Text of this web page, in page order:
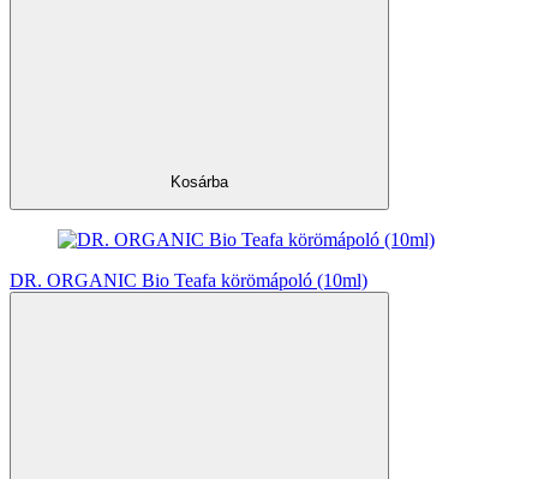
Kosárba
DR. ORGANIC Bio Teafa körömápoló (10ml)